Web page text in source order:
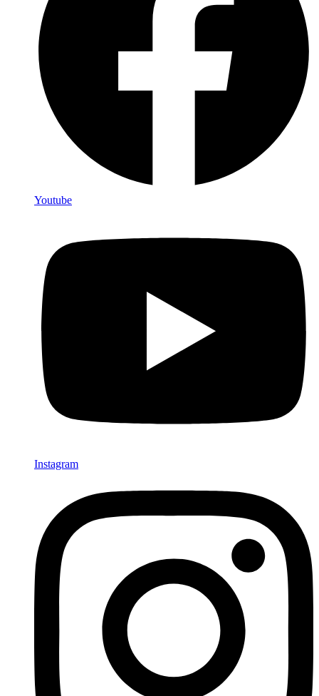
Youtube
Instagram